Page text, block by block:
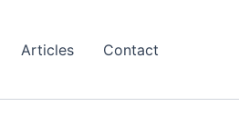
Articles Contact